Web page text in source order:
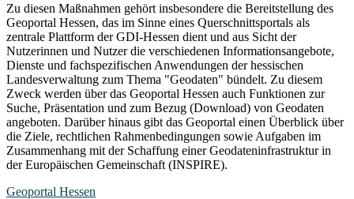
Zu diesen Maßnahmen gehört insbesondere die Bereitstellung des
Geoportal Hessen, das im Sinne eines Querschnittsportals als
zentrale Plattform der GDI-Hessen dient und aus Sicht der
Nutzerinnen und Nutzer die verschiedenen Informationsangebote,
Dienste und fachspezifischen Anwendungen der hessischen
Landesverwaltung zum Thema "Geodaten" bündelt. Zu diesem
Zweck werden über das Geoportal Hessen auch Funktionen zur
Suche, Präsentation und zum Bezug (Download) von Geodaten
angeboten. Darüber hinaus gibt das Geoportal einen Überblick über
die Ziele, rechtlichen Rahmenbedingungen sowie Aufgaben im
Zusammenhang mit der Schaffung einer Geodateninfrastruktur in
der Europäischen Gemeinschaft (INSPIRE).
Geoportal Hessen